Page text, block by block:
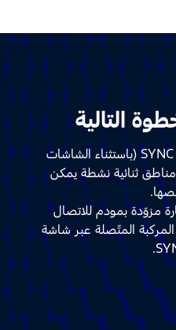
التالية
ستلاحظ أن شاشة نظام SYNC 4 (باستثناء الشاشات
مناطق ثنائية نشطة يمكن
مزوّدة بمودم للاتصال
المتّصلة عبر شاشة